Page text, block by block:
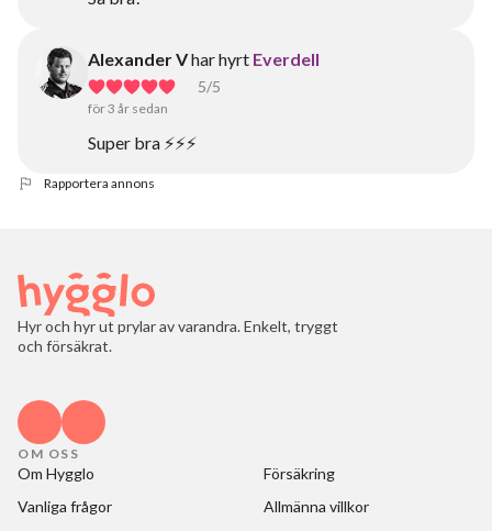
Alexander Vhar hyrt Everdell
5/5
för 3 år sedan
Super bra ⚡⚡⚡
Rapportera annons
Hyr och hyr ut prylar av varandra. Enkelt, tryggt
och försäkrat.
OM OSS
Om Hygglo
Försäkring
Vanliga frågor
Allmänna villkor